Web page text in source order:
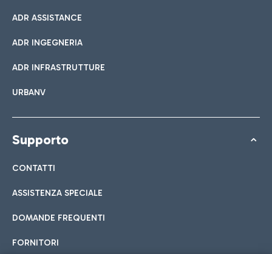
ADR ASSISTANCE
ADR INGEGNERIA
ADR INFRASTRUTTURE
URBANV
Supporto
CONTATTI
ASSISTENZA SPECIALE
DOMANDE FREQUENTI
FORNITORI